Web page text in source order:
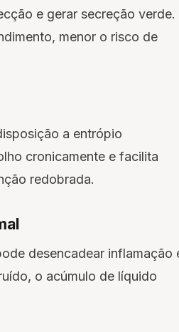
e gerar secreção verde.
menor o risco de
a entrópio
cronicamente e facilita
redobrada.
desencadear inflamação
o acúmulo de líquido